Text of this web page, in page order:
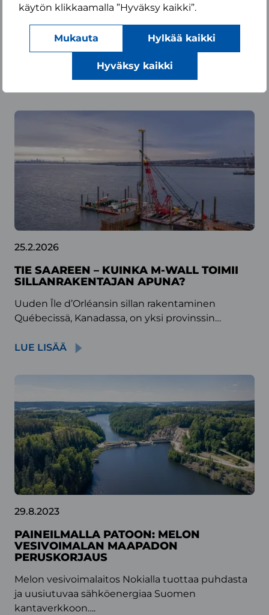
käytön klikkaamalla ”Hyväksy kaikki”.
Mukauta Hylkää kaikki
Hyväksy kaikki
LUE LISÄÄ M-WALLISTA:
25.2.2026
TIE SAAREEN – KUINKA M‑WALL TOIMII
SILLAN­RAKENTAJAN APUNA?
Uuden Île d’Orléansin sillan rakentaminen
Québecissä, Kanadassa, on yksi provinssin…
LUE LISÄÄ
29.8.2023
PAINEILMALLA PATOON: MELON
VESIVOIMALAN MAAPADON
PERUSKORJAUS
Melon vesivoimalaitos Nokialla tuottaa puhdasta
ja uusiutuvaa sähköenergiaa Suomen
kantaverkkoon….